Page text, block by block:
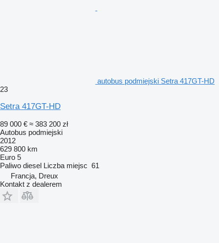
autobus podmiejski Setra 417GT-HD
23
Setra 417GT-HD
89 000 € ≈ 383 200 zł
Autobus podmiejski
2012
629 800 km
Euro 5
Paliwo diesel Liczba miejsc 61
Francja, Dreux
Kontakt z dealerem